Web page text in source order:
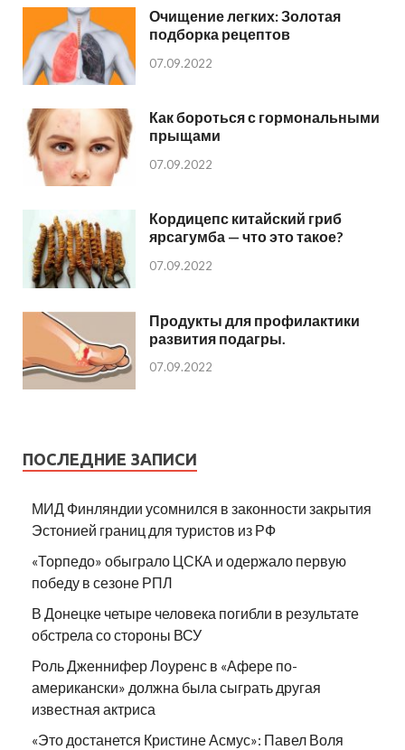
Очищение легких: Золотая
подборка рецептов
07.09.2022
Как бороться с гормональными
прыщами
07.09.2022
Кордицепс китайский гриб
ярсагумба — что это такое?
07.09.2022
Продукты для профилактики
развития подагры.
07.09.2022
ПОСЛЕДНИЕ ЗАПИСИ
МИД Финляндии усомнился в законности закрытия
Эстонией границ для туристов из РФ
«Торпедо» обыграло ЦСКА и одержало первую
победу в сезоне РПЛ
В Донецке четыре человека погибли в результате
обстрела со стороны ВСУ
Роль Дженнифер Лоуренс в «Афере по-
американски» должна была сыграть другая
известная актриса
«Это достанется Кристине Асмус»: Павел Воля